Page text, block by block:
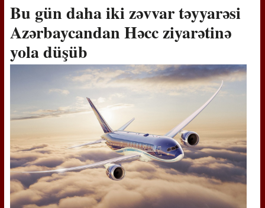
Bu gün daha iki zəvvar təyyarəsi
Azərbaycandan Həcc ziyarətinə
yola düşüb